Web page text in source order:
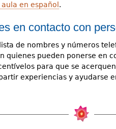
en español .
en contacto con
de nombres y números
quienes pueden ponerse en
para que se
experiencias y ayudarse